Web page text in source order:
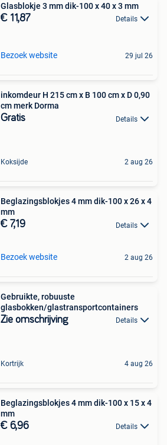
Glasblokje 3 mm dik-100 x 40 x 3 mm
€ 11,87 Details
Bezoek website 29 jul 26
inkomdeur H 215 cm x B 100 cm x D 0,90
cm merk Dorma
Gratis Details
Koksijde 2 aug 26
Beglazingsblokjes 4 mm dik-100 x 26 x 4
mm
€ 7,19 Details
Bezoek website 2 aug 26
Gebruikte, robuuste
glasbokken/glastransportcontainers
Zie omschrijving Details
Kortrijk 4 aug 26
Beglazingsblokjes 4 mm dik-100 x 15 x 4
mm
€ 6,96 Details